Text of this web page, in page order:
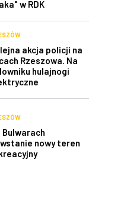
w RDK
akcja policji na
Rzeszowa. Na
hulajnogi
Bulwarach
nowy teren